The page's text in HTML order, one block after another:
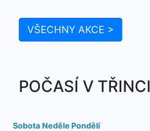
VŠECHNY AKCE >
POČASÍ V TŘINCI
Sobota Neděle Pondělí